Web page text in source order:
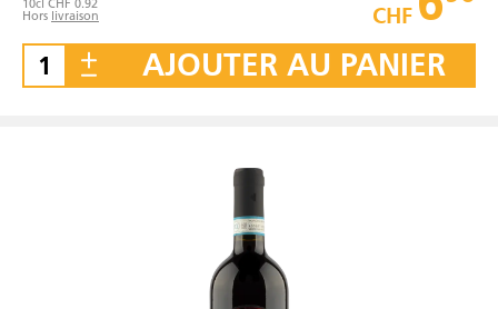
10cl CHF 0.92
Hors livraison CHF
AJOUTER AU PANIER